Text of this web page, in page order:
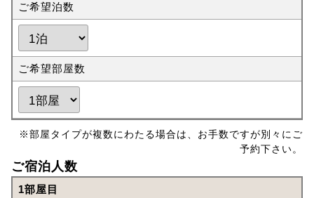
ご希望泊数
ご希望部屋数
※部屋タイプが複数にわたる場合は、お手数ですが別々にご
予約下さい。
ご宿泊人数
1部屋目